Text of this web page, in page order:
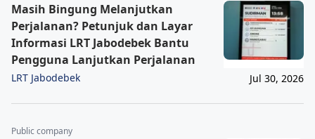
Masih Bingung Melanjutkan
Perjalanan? Petunjuk dan Layar
Informasi LRT Jabodebek Bantu
Pengguna Lanjutkan Perjalanan
LRT Jabodebek Jul 30, 2026
Public company